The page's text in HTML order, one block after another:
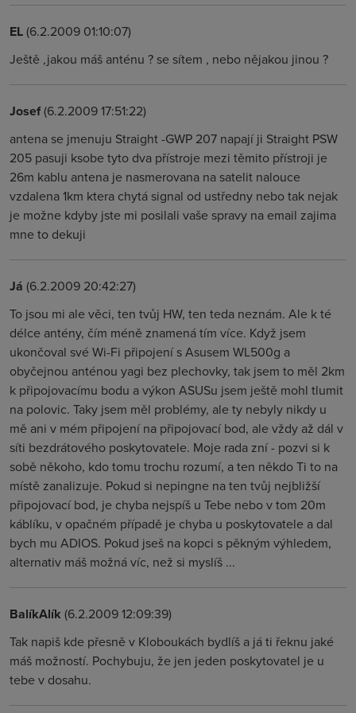
EL(6.2.2009 01:10:07)
Ještě ,jakou máš anténu ? se sítem , nebo nějakou jinou ?
Josef(6.2.2009 17:51:22)
antena se jmenuju Straight -GWP 207 napají ji Straight PSW
205 pasuji ksobe tyto dva přístroje mezi těmito přístroji je
26m kablu antena je nasmerovana na satelit nalouce
vzdalena 1km ktera chytá signal od ustředny nebo tak nejak
je možne kdyby jste mi posilali vaše spravy na email zajima
mne to dekuji
Já (6.2.2009 20:42:27)
To jsou mi ale věci, ten tvůj HW, ten teda neznám. Ale k té
délce antény, čím méně znamená tím více. Když jsem
ukončoval své Wi-Fi připojení s Asusem WL500g a
obyčejnou anténou yagi bez plechovky, tak jsem to měl 2km
k připojovacímu bodu a výkon ASUSu jsem ještě mohl tlumit
na polovic. Taky jsem měl problémy, ale ty nebyly nikdy u
mě ani v mém připojení na připojovací bod, ale vždy až dál v
síti bezdrátového poskytovatele. Moje rada zní - pozvi si k
sobě někoho, kdo tomu trochu rozumí, a ten někdo Ti to na
místě zanalizuje. Pokud si nepingne na ten tvůj nejbližší
připojovací bod, je chyba nejspíš u Tebe nebo v tom 20m
káblíku, v opačném případě je chyba u poskytovatele a dal
bych mu ADIOS. Pokud jseš na kopci s pěkným výhledem,
alternativ máš možná víc, než si myslíš ...
BalíkAlík (6.2.2009 12:09:39)
Tak napiš kde přesně v Kloboukách bydlíš a já ti řeknu jaké
máš možností. Pochybuju, že jen jeden poskytovatel je u
tebe v dosahu.